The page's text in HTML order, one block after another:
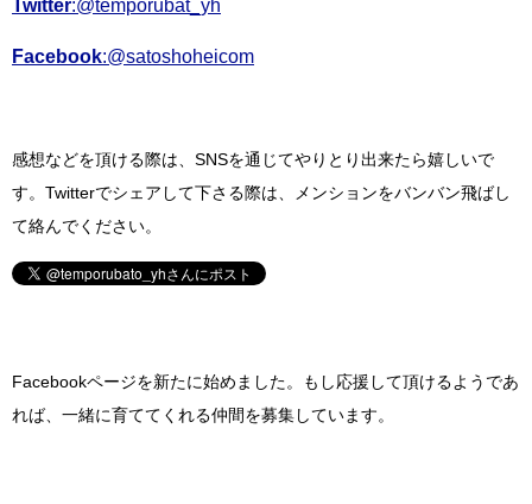
Twitter:@temporubat_yh
Facebook:@satoshoheicom
感想などを頂ける際は、SNSを通じてやりとり出来たら嬉しいで
す。 Twitterでシェアして下さる際は、
メンションをバンバン飛ばし
て絡んでください。
Facebookページを新たに始めました。
もし応援して頂けるようであ
れば、一緒に育ててくれる仲間を募集しています。